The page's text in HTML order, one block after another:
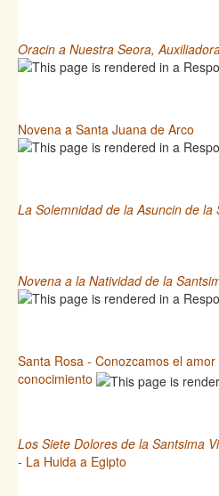
Oracin a Nuestra Seora,
Novena a Santa Juana de Arco
La Solemnidad de la Asuncin de la
Novena a la Natividad de la
Santa Rosa - Conozcamos el
conocimiento
Los Siete Dolores de la Santsima
- La Huida a Egipto